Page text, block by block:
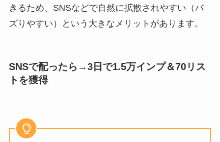
きるため、SNSなどで自然に拡散されやすい（バ
ズりやすい）という大きなメリットがあります。
SNSで配ったら→3日で1.5万インプ＆70リス
トを獲得